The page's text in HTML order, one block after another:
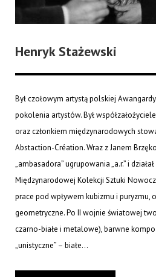
Henryk Stażewski
Był czołowym artystą polskiej
pokolenia artystów. Był
oraz członkiem międzynarodowych
Abstaction-Création. Wraz z Janem
„ambasadora” ugrupowania „a.r.” i
Międzynarodowej Kolekcji Sztuki
prace pod wpływem kubizmu i puryzmu,
geometryczne. Po II wojnie światowej
czarno-białe i metalowe), barwne
„unistyczne” – białe...